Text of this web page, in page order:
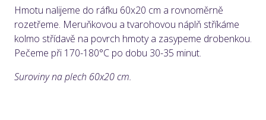
Hmotu nalijeme do ráfku 60x20 cm a rovnoměrně
rozetřeme. Meruňkovou a tvarohovou náplň stříkáme
kolmo střídavě na povrch hmoty a zasypeme drobenkou.
Pečeme při 170-180°C po dobu 30-35 minut.
Suroviny na plech 60x20 cm.